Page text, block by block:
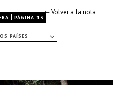
← Volver a la nota
| PÁGINA 13
PAÍSES